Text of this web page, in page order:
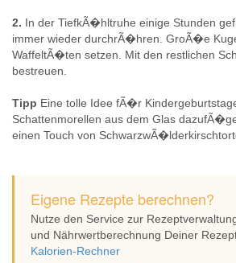
2. In der TiefkÃ�hltruhe einige Stunden
immer wieder durchrÃ�hren. GroÃ�e
WaffeltÃ�ten setzen. Mit den restlichen
bestreuen.
Tipp Eine tolle Idee fÃ�r
Schattenmorellen aus dem Glas
einen Touch von
Eigene Rezepte berechnen?
Nutze den Service zur
und Nährwertberechnung Deiner
Kalorien-Rechner